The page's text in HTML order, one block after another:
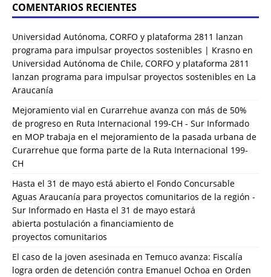
COMENTARIOS RECIENTES
Universidad Autónoma, CORFO y plataforma 2811 lanzan
programa para impulsar proyectos sostenibles | Krasno en
Universidad Autónoma de Chile, CORFO y plataforma 2811
lanzan programa para impulsar proyectos sostenibles en La
Araucanía
Mejoramiento vial en Curarrehue avanza con más de 50%
de progreso en Ruta Internacional 199-CH - Sur Informado
en MOP trabaja en el mejoramiento de la pasada urbana de
Curarrehue que forma parte de la Ruta Internacional 199-
CH
Hasta el 31 de mayo está abierto el Fondo Concursable
Aguas Araucanía para proyectos comunitarios de la región -
Sur Informado en Hasta el 31 de mayo estará
abierta postulación a financiamiento de
proyectos comunitarios
El caso de la joven asesinada en Temuco avanza: Fiscalía
logra orden de detención contra Emanuel Ochoa en Orden